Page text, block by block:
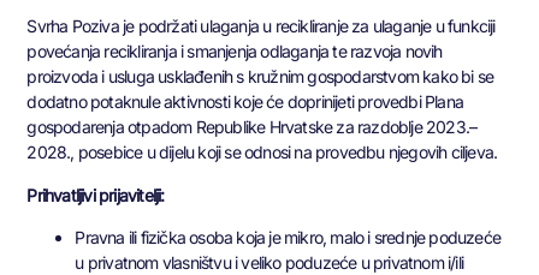
Svrha Poziva je podržati ulaganja u recikliranje za ulaganje u funkciji
povećanja recikliranja i smanjenja odlaganja te razvoja novih
proizvoda i usluga usklađenih s kružnim gospodarstvom kako bi se
dodatno potaknule aktivnosti koje će doprinijeti provedbi Plana
gospodarenja otpadom Republike Hrvatske za razdoblje 2023.–
2028., posebice u dijelu koji se odnosi na provedbu njegovih ciljeva.
Prihvatljivi prijavitelji:
Pravna ili fizička osoba koja je mikro, malo i srednje poduzeće
u privatnom vlasništvu i veliko poduzeće u privatnom i/ili